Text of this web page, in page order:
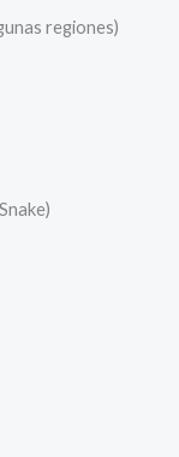
regiones)